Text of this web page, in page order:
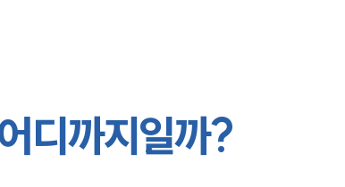
디까지일까?